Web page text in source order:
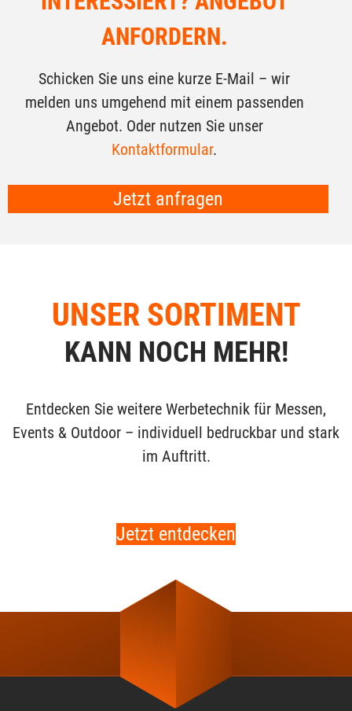
ANFORDERN.
Schicken Sie uns eine kurze E-Mail – wir
melden uns umgehend mit einem passenden
Angebot. Oder nutzen Sie unser
Kontaktformular.
Jetzt anfragen
UNSER SORTIMENT
KANN NOCH MEHR!
Entdecken Sie weitere Werbetechnik für Messen,
Events & Outdoor – individuell bedruckbar und stark
im Auftritt.
Jetzt entdecken